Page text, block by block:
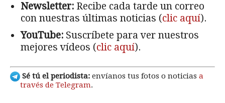
Newsletter: Recibe cada tarde un correo
con nuestras últimas noticias (clic aquí).
YouTube: Suscríbete para ver nuestros
mejores vídeos (clic aquí).
Sé tú el periodista: envíanos tus fotos o noticias a
través de Telegram.